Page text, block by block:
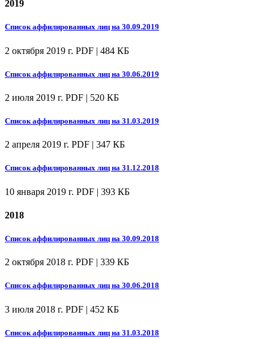
2019
Список аффилированных лиц на 30.09.2019
2 октября 2019 г. PDF | 484 КБ
Список аффилированных лиц на 30.06.2019
2 июля 2019 г. PDF | 520 КБ
Список аффилированных лиц на 31.03.2019
2 апреля 2019 г. PDF | 347 КБ
Список аффилированных лиц на 31.12.2018
10 января 2019 г. PDF | 393 КБ
2018
Список аффилированных лиц на 30.09.2018
2 октября 2018 г. PDF | 339 КБ
Список аффилированных лиц на 30.06.2018
3 июля 2018 г. PDF | 452 КБ
Список аффилированных лиц на 31.03.2018